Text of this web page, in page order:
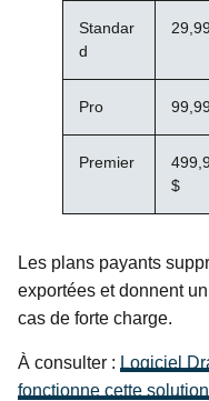
Standar
d
Pro
Premier
$
Les plans payants
exportées et donnent
cas de forte charge.
À consulter : Logiciel
fonctionne cette